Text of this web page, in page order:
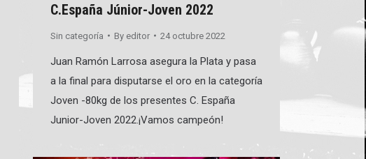
C.España Júnior-Joven 2022
Sin categoría By editor 24 octubre 2022
Juan Ramón Larrosa asegura la Plata y pasa
a la final para disputarse el oro en la categoría
Joven -80kg de los presentes C. España
Junior-Joven 2022.¡Vamos campeón!